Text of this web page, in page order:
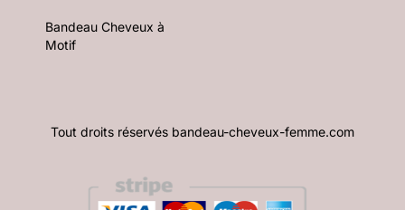
Bandeau Cheveux à
Motif
Tout droits réservés bandeau-cheveux-femme.com